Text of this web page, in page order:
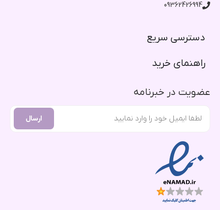
09362426994
دسترسی سریع​
راهنمای خرید​
عضویت در خبرنامه
ارسال